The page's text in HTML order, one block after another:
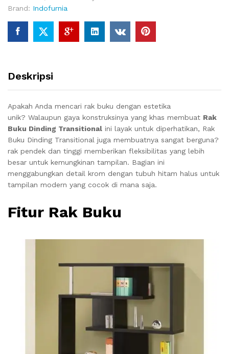
Brand: Indofurnia
Deskripsi
Apakah Anda mencari rak buku dengan estetika
unik? Walaupun gaya konstruksinya yang khas membuat Rak
Buku Dinding Transitional ini layak untuk diperhatikan, Rak
Buku Dinding Transitional juga membuatnya sangat berguna?
rak pendek dan tinggi memberikan fleksibilitas yang lebih
besar untuk kemungkinan tampilan. Bagian ini
menggabungkan detail krom dengan tubuh hitam halus untuk
tampilan modern yang cocok di mana saja.
Fitur Rak Buku